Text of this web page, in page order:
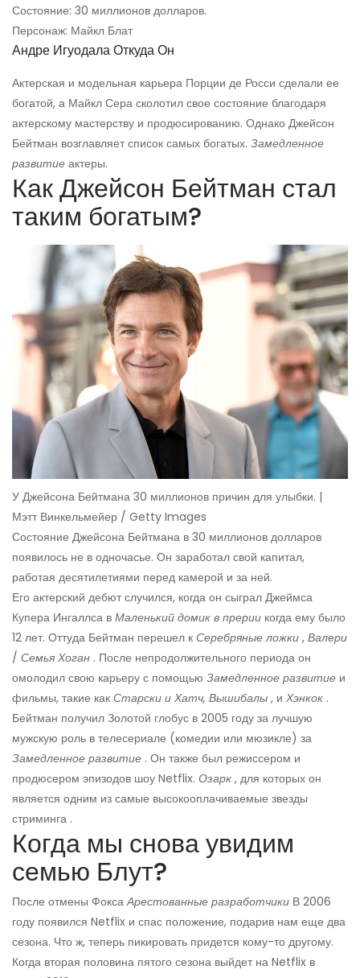
Состояние: 30 миллионов долларов.
Персонаж: Майкл Блат
Андре Игуодала Откуда Он
Актерская и модельная карьера Порции де Росси сделали ее
богатой, а Майкл Сера сколотил свое состояние благодаря
актерскому мастерству и продюсированию. Однако Джейсон
Бейтман возглавляет список самых богатых. Замедленное
развитие актеры.
Как Джейсон Бейтман стал
таким богатым?
У Джейсона Бейтмана 30 миллионов причин для улыбки. |
Мэтт Винкельмейер / Getty Images
Состояние Джейсона Бейтмана в 30 миллионов долларов
появилось не в одночасье. Он заработал свой капитал,
работая десятилетиями перед камерой и за ней.
Его актерский дебют случился, когда он сыграл Джеймса
Купера Ингаллса в Маленький домик в прерии когда ему было
12 лет. Оттуда Бейтман перешел к Серебряные ложки , Валери
/ Семья Хоган . После непродолжительного периода он
омолодил свою карьеру с помощью Замедленное развитие и
фильмы, такие как Старски и Хатч, Вышибалы , и Хэнкок .
Бейтман получил Золотой глобус в 2005 году за лучшую
мужскую роль в телесериале (комедии или мюзикле) за
Замедленное развитие . Он также был режиссером и
продюсером эпизодов шоу Netflix. Озарк , для которых он
является одним из самые высокооплачиваемые звезды
стриминга .
Когда мы снова увидим
семью Блут?
После отмены ФоксаАрестованные разработчики В 2006
году появился Netflix и спас положение, подарив нам еще два
сезона. Что ж, теперь пикировать придется кому-то другому.
Когда вторая половина пятого сезона выйдет на Netflix в